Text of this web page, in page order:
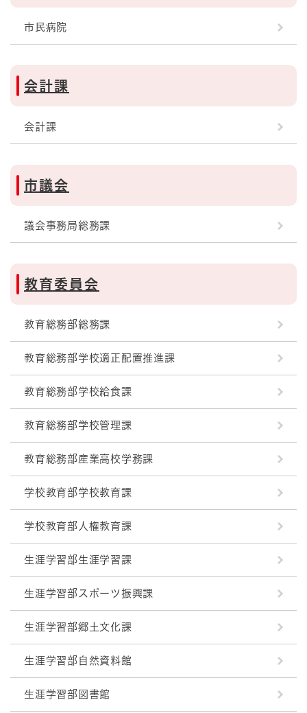
市民病院
会計課
会計課
市議会
議会事務局総務課
教育委員会
教育総務部総務課
教育総務部学校適正配置推進課
教育総務部学校給食課
教育総務部学校管理課
教育総務部産業高校学務課
学校教育部学校教育課
学校教育部人権教育課
生涯学習部生涯学習課
生涯学習部スポーツ振興課
生涯学習部郷土文化課
生涯学習部自然資料館
生涯学習部図書館